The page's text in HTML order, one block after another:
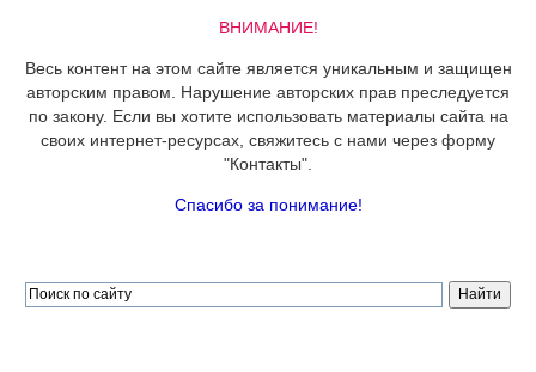
ВНИМАНИЕ!
Весь контент на этом сайте является уникальным и защищен
авторским правом. Нарушение авторских прав преследуется
по закону. Если вы хотите использовать материалы сайта на
своих интернет-ресурсах, свяжитесь с нами через форму
"Контакты".
Спасибо за понимание!